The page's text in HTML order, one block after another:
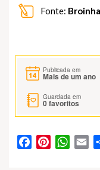
Fonte:
Publicada em
Mais de um ano
Guardada em
0favoritos
FacebookPinterest